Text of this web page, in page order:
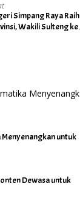
Simpang Raya Raih
Wakili Sulteng ke
Menyenangkan untuk
Dewasa untuk